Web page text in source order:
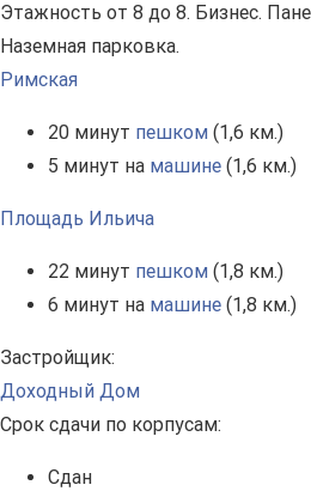
Этажность от 8 до 8. Бизнес.
Наземная парковка.
Римская
20 минут пешком (1,6 км.)
5 минут на машине (1,6 км.)
Площадь Ильича
22 минут пешком (1,8 км.)
6 минут на машине (1,8 км.)
Застройщик:
Доходный Дом
Срок сдачи по корпусам:
Сдан